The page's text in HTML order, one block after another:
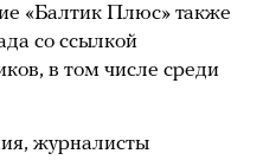
«Балтик Плюс» также
со ссылкой
в том числе среди
журналисты